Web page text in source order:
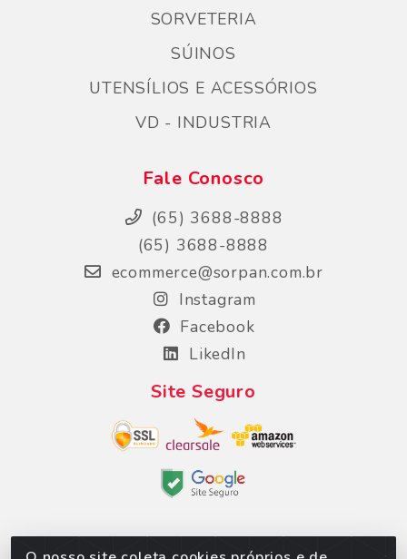
SORVETERIA
SÚINOS
UTENSÍLIOS E ACESSÓRIOS
VD - INDUSTRIA
Fale Conosco
(65) 3688-8888
(65) 3688-8888
ecommerce@sorpan.com.br
Instagram
Facebook
LikedIn
Site Seguro